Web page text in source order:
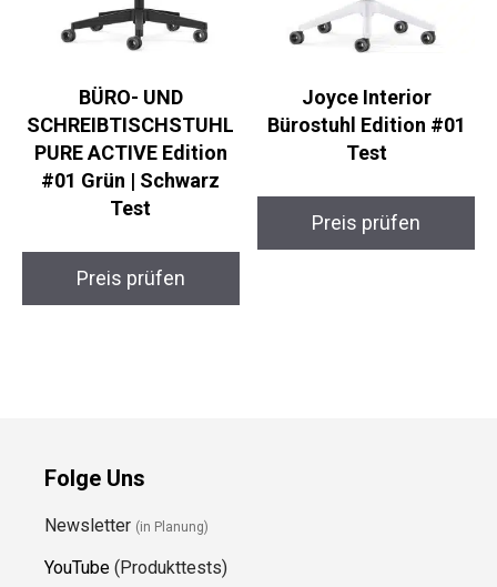
BÜRO- UND
SCHREIBTISCHSTUHL
PURE ACTIVE Edition
#01 Grün | Schwarz
Test
Preis prüfen
Joyce Interior
Bürostuhl Edition #01
Test
Preis prüfen
Folge Uns
Newsletter (in Planung)
YouTube (Produkttests)